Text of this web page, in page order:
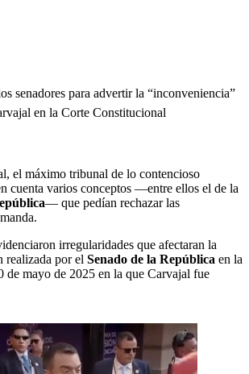
senadores para advertir la “inconveniencia”
en la Corte Constitucional
el máximo tribunal de lo contencioso
cuenta varios conceptos —entre ellos el de la
— que pedían rechazar las
irregularidades que afectaran la
realizada por el Senado de la República en la
de mayo de 2025 en la que Carvajal fue